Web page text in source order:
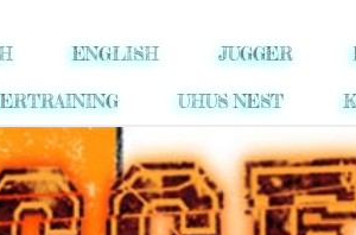
ENGLISH JUGGER
UHUS NEST